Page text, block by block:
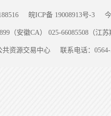
皖ICP备 19008913号-3
（安徽CA） 025-66085508（江
共资源交易中心 联系电话：0564-